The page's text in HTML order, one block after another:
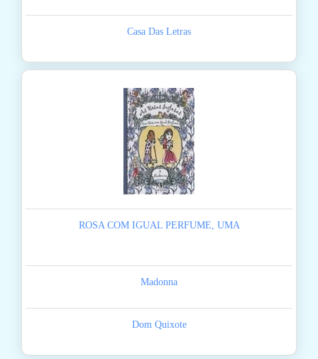
Casa Das Letras
ROSA COM IGUAL PERFUME, UMA
Madonna
Dom Quixote